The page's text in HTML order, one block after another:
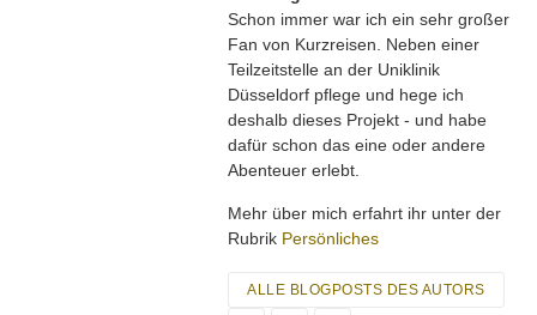
Schon immer war ich ein sehr großer
Fan von Kurzreisen. Neben einer
Teilzeitstelle an der Uniklinik
Düsseldorf pflege und hege ich
deshalb dieses Projekt - und habe
dafür schon das eine oder andere
Abenteuer erlebt.
Mehr über mich erfahrt ihr unter der
Rubrik Persönliches
ALLE BLOGPOSTS DES AUTORS